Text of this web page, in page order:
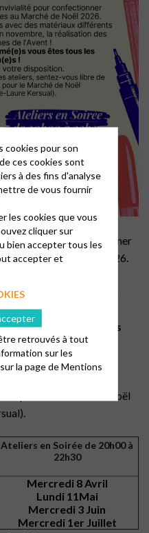
pour confectionner
au Marché de Noël 2026.
avec des matériaux
et en novembre, la
de l’Avent !
vous êtes tous les
ateliers, sentez-vous
pour le Marché de Noël
Ateliers en Soirée de 20h00 à
22h30
Mercredi 8 Avril
Lundi 11Mai
Mercredi 3 Juin
Mercredi 1er Juillet
pour son
ces cookies sont
à des fins d'analyse
de vous fournir
les cookies que vous
cliquer sur
bien accepter tous les
accepter et
retrouvés à tout
sur les
la page deMentions